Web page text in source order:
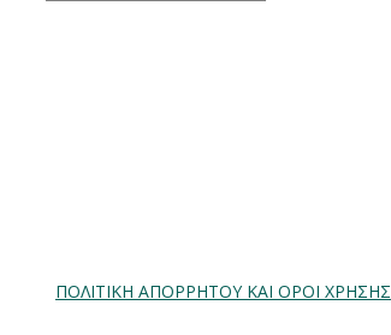
ΠΟΛΙΤΙΚΗ ΑΠΟΡΡΗΤΟΥ ΚΑΙ ΟΡΟΙ ΧΡΗΣΗΣ